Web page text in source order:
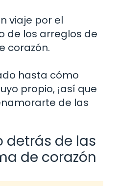
viaje por el
de los arreglos de
corazón.
hasta cómo
propio, ¡así que
de las
detrás de las
de corazón